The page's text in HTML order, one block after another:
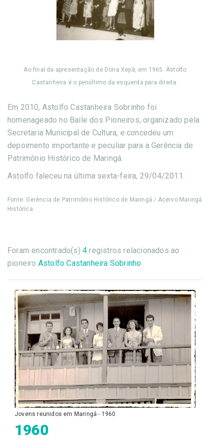
Ao final da apresentação de Dona Xepâ, em 1965. Astolfo
Castanheira é o penúltimo da esquerda para direita.
Em 2010, Astolfo Castanheira Sobrinho foi
homenageado no Baile dos Pioneiros, organizado pela
Secretaria Municipal de Cultura, e concedeu um
depoimento importante e peculiar para a Gerência de
Patrimônio Histórico de Maringá.
Astolfo faleceu na última sexta-feira, 29/04/2011.
Fonte: Gerência de Patrimônio Histórico de Maringá / Acervo Maringá
Histórica.
Foram encontrado(s) 4 registros relacionados ao
pioneiro Astolfo Castanheira Sobrinho
Jovens reunidos em Maringá - 1960
1960